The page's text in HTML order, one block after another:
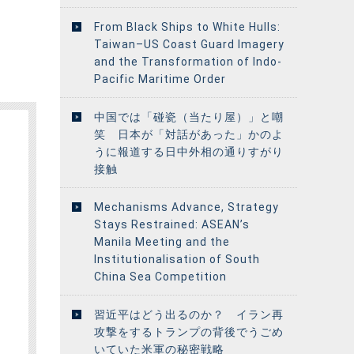
From Black Ships to White Hulls:
Taiwan–US Coast Guard Imagery
and the Transformation of Indo-
Pacific Maritime Order
中国では「碰瓷（当たり屋）」と嘲
笑 日本が「対話があった」かのよ
うに報道する日中外相の通りすがり
接触
Mechanisms Advance, Strategy
Stays Restrained: ASEAN’s
Manila Meeting and the
Institutionalisation of South
China Sea Competition
習近平はどう出るのか？ イラン再
攻撃をするトランプの背後でうごめ
いていた米軍の秘密戦略